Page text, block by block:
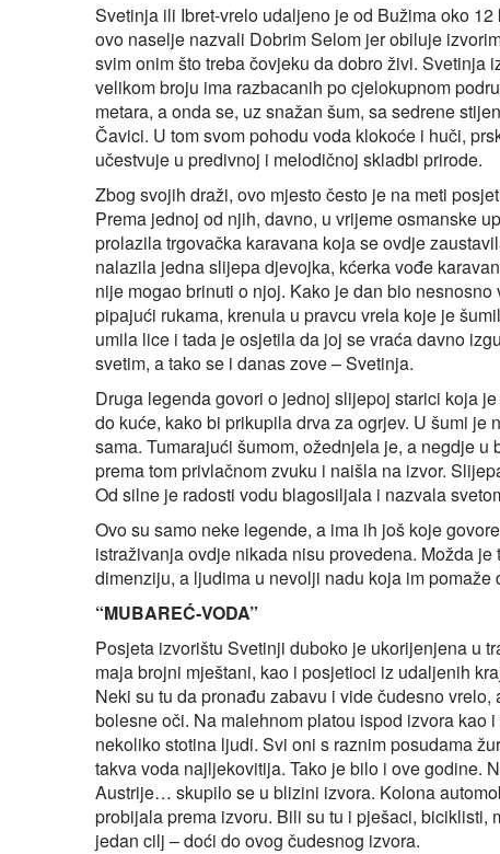
Svetinja ili Ibret‑vrelo udaljeno je od Bužima oko
ovo naselje nazvali Dobrim Selom jer obiluje
svim onim što treba čovjeku da dobro živi. Svetinja
velikom broju ima razbacanih po cjelokupnom
metara, a onda se, uz snažan šum, sa sedrene
Čavici. U tom svom pohodu voda klokoće i huči,
učestvuje u predivnoj i melodičnoj skladbi prirode.
Zbog svojih draži, ovo mjesto često je na meti
Prema jednoj od njih, davno, u vrijeme osmanske
prolazila trgovačka karavana koja se ovdje
nalazila jedna slijepa djevojka, kćerka vođe
nije mogao brinuti o njoj. Kako je dan bio
pipajući rukama, krenula u pravcu vrela koje je
umila lice i tada je osjetila da joj se vraća davno
svetim, a tako se i danas zove – Svetinja.
Druga legenda govori o jednoj slijepoj starici koja
do kuće, kako bi prikupila drva za ogrjev. U šumi
sama. Tumarajući šumom, ožednjela je, a negdje
prema tom privlačnom zvuku i naišla na izvor.
Od silne je radosti vodu blagosiljala i nazvala
Ovo su samo neke legende, a ima ih još koje
istraživanja ovdje nikada nisu provedena. Možda
dimenziju, a ljudima u nevolji nadu koja im
“MUBAREĆ‑VODA”
Posjeta izvorištu Svetinji duboko je ukorijenjena u
maja brojni mještani, kao i posjetioci iz udaljenih
Neki su tu da pronađu zabavu i vide čudesno
bolesne oči. Na malehnom platou ispod izvora kao
nekoliko stotina ljudi. Svi oni s raznim posudama
takva voda najljekovitija. Tako je bilo i ove godine.
Austrije… skupilo se u blizini izvora. Kolona
probijala prema izvoru. Bili su tu i pješaci,
jedan cilj – doći do ovog čudesnog izvora.